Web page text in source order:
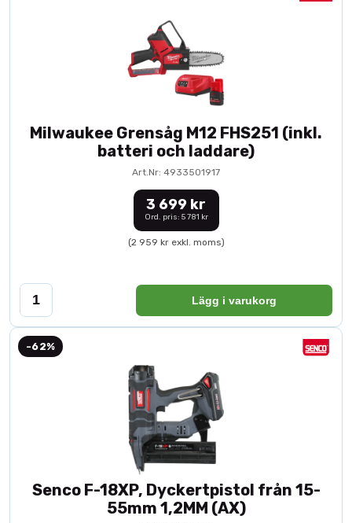
Milwaukee Grensåg M12 FHS251 (inkl.
batteri och laddare)
Art.Nr: 4933501917
3 699 kr
Ord. pris: 5 781 kr
(2 959 kr exkl. moms)
Lägg i varukorg
-62%
Senco F-18XP, Dyckertpistol från 15-
55mm 1,2MM (AX)